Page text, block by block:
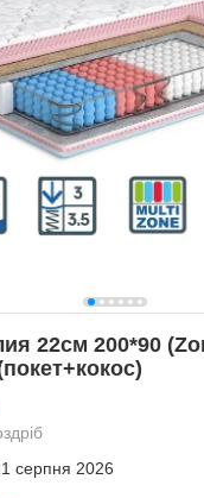
22см 200*90
серпня 2026